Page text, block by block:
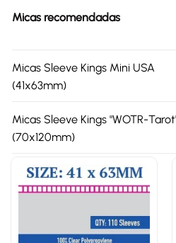
Micas recomendadas
Micas Sleeve Kings Mini USA
(41x63mm)
Micas Sleeve Kings "WOTR-
(70x120mm)